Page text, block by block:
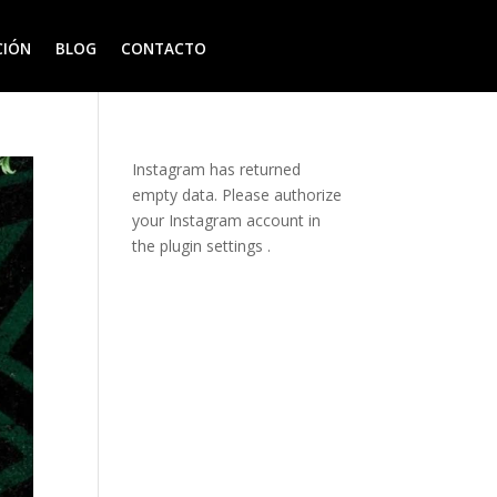
BLOG CONTACTO
Instagram has returned
empty data. Please authorize
your Instagram account in
theplugin settings .